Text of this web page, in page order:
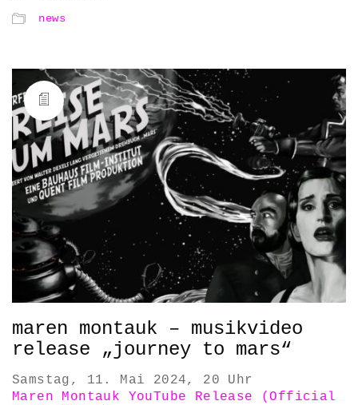
news
maren montauk – musikvideo
release „journey to mars“
Samstag, 11. Mai 2024, 20 Uhr
Maren Montauk YouTube Release (Official